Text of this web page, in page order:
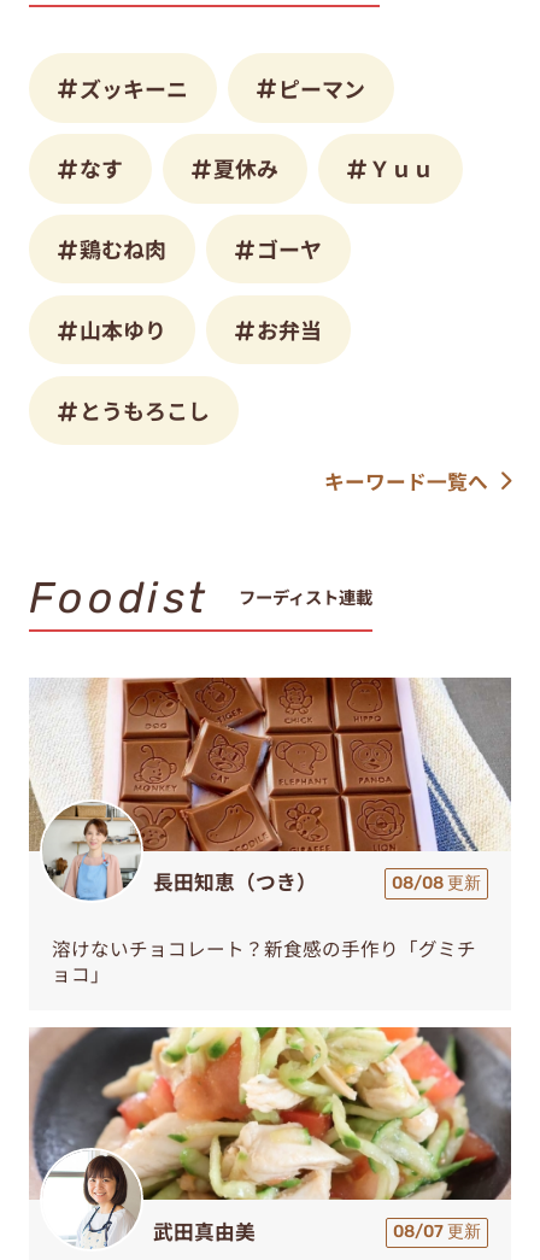
ズッキーニ ピーマン
なす 夏休み Ｙｕｕ
鶏むね肉 ゴーヤ
山本ゆり お弁当
とうもろこし
キーワード一覧へ
Foodist フーディスト連載
長田知恵（つき） 08/08 更新
溶けないチョコレート？新食感の手作り「グミチ
ョコ」
武田真由美 08/07 更新